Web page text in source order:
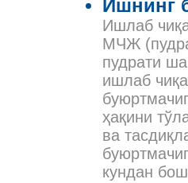
Ишнинг
Ишлаб
МЧЖ
пудрати
ишлаб
ҳақини
ва
кундан